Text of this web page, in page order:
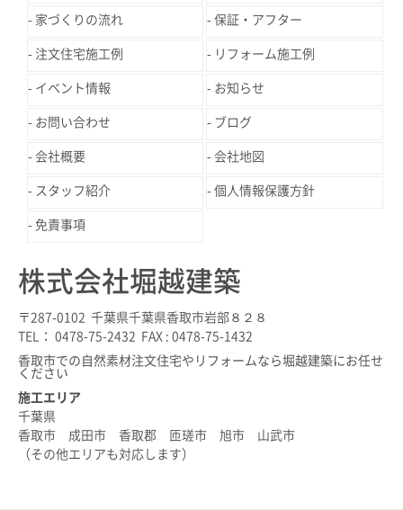
家づくりの流れ 保証・アフター
注文住宅施工例 リフォーム施工例
イベント情報 お知らせ
お問い合わせ ブログ
会社概要 会社地図
スタッフ紹介 個人情報保護方針
免責事項
株式会社堀越建築
〒287-0102 千葉県千葉県香取市岩部８２８
TEL： 0478-75-2432 FAX : 0478-75-1432
香取市での自然素材注文住宅やリフォームなら堀越建築にお任せ
ください
施工エリア
千葉県
香取市 成田市 香取郡 匝瑳市 旭市 山武市
（その他エリアも対応します）